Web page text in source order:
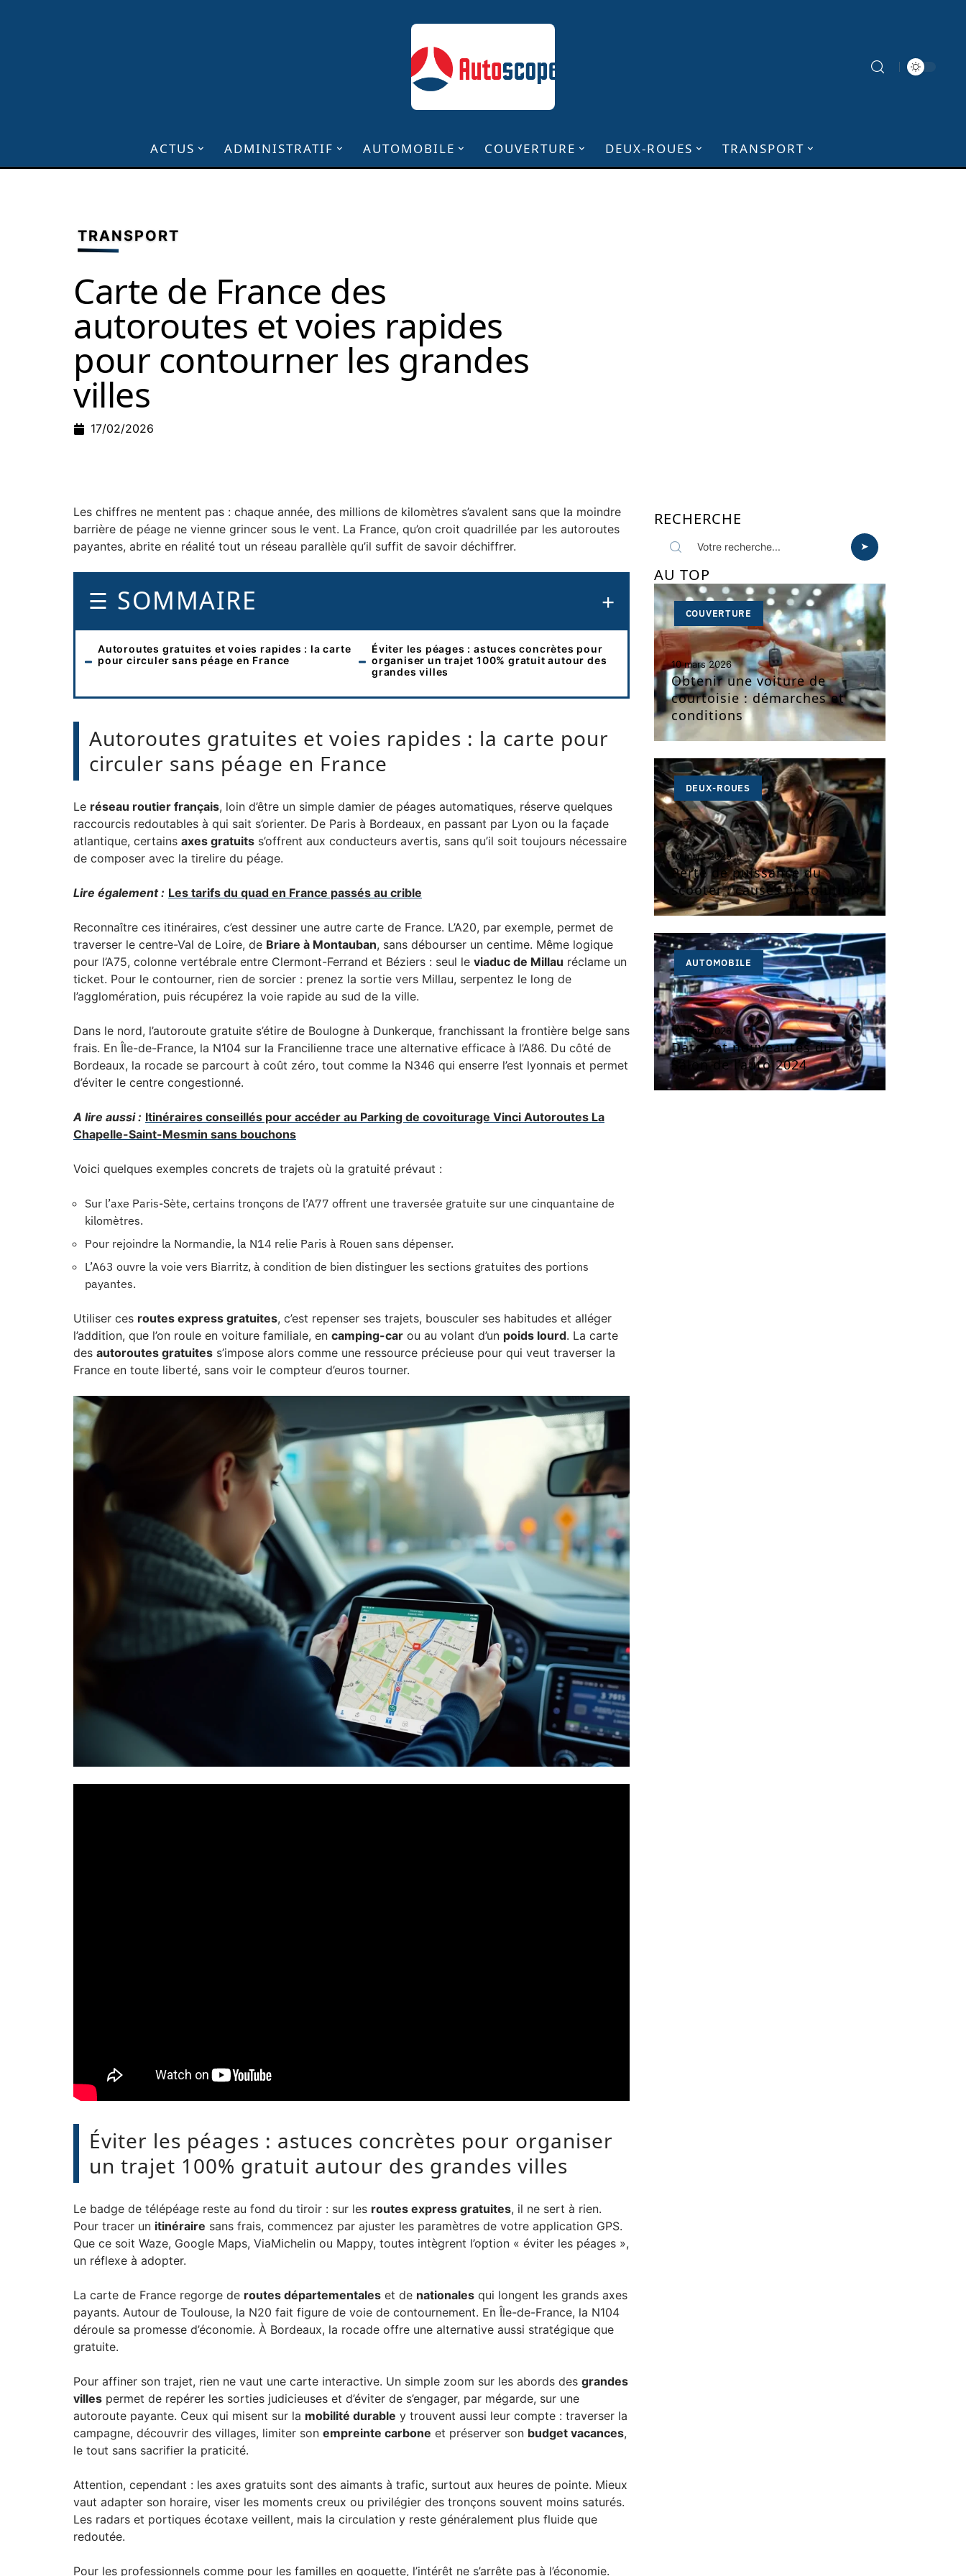
ACTUS ADMINISTRATIF AUTOMOBILE COUVERTURE DEUX-ROUES TRANSPORT
TRANSPORT
Carte de France des
autoroutes et voies rapides
pour contourner les grandes
villes
17/02/2026
Les chiffres ne mentent pas : chaque année, des millions de kilomètres s’avalent sans que la moindre
barrière de péage ne vienne grincer sous le vent. La France, qu’on croit quadrillée par les autoroutes
payantes, abrite en réalité tout un réseau parallèle qu’il suffit de savoir déchiffrer.
SOMMAIRE
Autoroutes gratuites et voies rapides : la carte
pour circuler sans péage en France
Éviter les péages : astuces concrètes pour
organiser un trajet 100% gratuit autour des
grandes villes
Autoroutes gratuites et voies rapides : la carte pour
circuler sans péage en France
Le réseau routier français, loin d’être un simple damier de péages automatiques, réserve quelques
raccourcis redoutables à qui sait s’orienter. De Paris à Bordeaux, en passant par Lyon ou la façade
atlantique, certains axes gratuits s’offrent aux conducteurs avertis, sans qu’il soit toujours nécessaire
de composer avec la tirelire du péage.
Lire également : Les tarifs du quad en France passés au crible
Reconnaître ces itinéraires, c’est dessiner une autre carte de France. L’A20, par exemple, permet de
traverser le centre-Val de Loire, de Briare à Montauban, sans débourser un centime. Même logique
pour l’A75, colonne vertébrale entre Clermont-Ferrand et Béziers : seul le viaduc de Millau réclame un
ticket. Pour le contourner, rien de sorcier : prenez la sortie vers Millau, serpentez le long de
l’agglomération, puis récupérez la voie rapide au sud de la ville.
Dans le nord, l’autoroute gratuite s’étire de Boulogne à Dunkerque, franchissant la frontière belge sans
frais. En Île-de-France, la N104 sur la Francilienne trace une alternative efficace à l’A86. Du côté de
Bordeaux, la rocade se parcourt à coût zéro, tout comme la N346 qui enserre l’est lyonnais et permet
d’éviter le centre congestionné.
A lire aussi : Itinéraires conseillés pour accéder au Parking de covoiturage Vinci Autoroutes La
Chapelle-Saint-Mesmin sans bouchons
Voici quelques exemples concrets de trajets où la gratuité prévaut :
Sur l’axe Paris-Sète, certains tronçons de l’A77 offrent une traversée gratuite sur une cinquantaine de
kilomètres.
Pour rejoindre la Normandie, la N14 relie Paris à Rouen sans dépenser.
L’A63 ouvre la voie vers Biarritz, à condition de bien distinguer les sections gratuites des portions
payantes.
Utiliser ces routes express gratuites, c’est repenser ses trajets, bousculer ses habitudes et alléger
l’addition, que l’on roule en voiture familiale, en camping-car ou au volant d’un poids lourd. La carte
des autoroutes gratuites s’impose alors comme une ressource précieuse pour qui veut traverser la
France en toute liberté, sans voir le compteur d’euros tourner.
Éviter les péages : astuces concrètes pour organiser
un trajet 100% gratuit autour des grandes villes
Le badge de télépéage reste au fond du tiroir : sur les routes express gratuites, il ne sert à rien.
Pour tracer un itinéraire sans frais, commencez par ajuster les paramètres de votre application GPS.
Que ce soit Waze, Google Maps, ViaMichelin ou Mappy, toutes intègrent l’option « éviter les péages »,
un réflexe à adopter.
La carte de France regorge de routes départementales et de nationales qui longent les grands axes
payants. Autour de Toulouse, la N20 fait figure de voie de contournement. En Île-de-France, la N104
déroule sa promesse d’économie. À Bordeaux, la rocade offre une alternative aussi stratégique que
gratuite.
Pour affiner son trajet, rien ne vaut une carte interactive. Un simple zoom sur les abords des grandes
villes permet de repérer les sorties judicieuses et d’éviter de s’engager, par mégarde, sur une
autoroute payante. Ceux qui misent sur la mobilité durable y trouvent aussi leur compte : traverser la
campagne, découvrir des villages, limiter son empreinte carbone et préserver son budget vacances,
le tout sans sacrifier la praticité.
Attention, cependant : les axes gratuits sont des aimants à trafic, surtout aux heures de pointe. Mieux
vaut adapter son horaire, viser les moments creux ou privilégier des tronçons souvent moins saturés.
Les radars et portiques écotaxe veillent, mais la circulation y reste généralement plus fluide que
redoutée.
Pour les professionnels comme pour les familles en goguette, l’intérêt ne s’arrête pas à l’économie.
RECHERCHE
AU TOP
COUVERTURE
10 mars 2026
Obtenir une voiture de
courtoisie : démarches et
conditions
DEUX-ROUES
10 mars 2026
Perte de puissance du
scooter : causes et solutions
AUTOMOBILE
10 mars 2026
Dates et nouveautés du
Salon de l’auto 2024